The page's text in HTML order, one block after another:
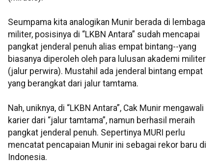
Seumpama kita analogikan Munir berada di lembaga
militer, posisinya di “LKBN Antara” sudah mencapai
pangkat jenderal penuh alias empat bintang--yang
biasanya diperoleh oleh para lulusan akademi militer
(jalur perwira). Mustahil ada jenderal bintang empat
yang berangkat dari jalur tamtama.
Nah, uniknya, di “LKBN Antara”, Cak Munir mengawali
karier dari “jalur tamtama”, namun berhasil meraih
pangkat jenderal penuh. Sepertinya MURI perlu
mencatat pencapaian Munir ini sebagai rekor baru di
Indonesia.